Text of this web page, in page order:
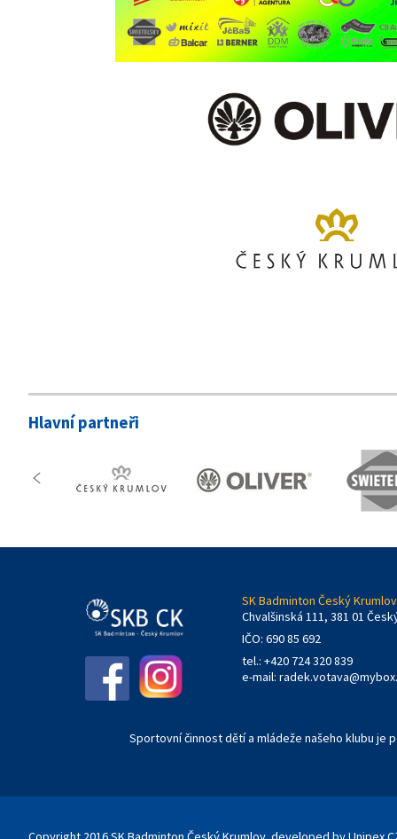
Hlavní partneři
SK Badminton Český
Chvalšinská 111, 381 01
IČO: 690 85 692
tel.: +420 724 320 839
e-mail:
Sportovní činnost dětí a mládeže našeho klubu je